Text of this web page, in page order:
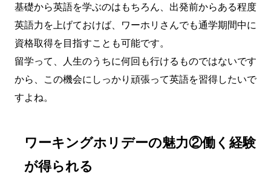
基礎から英語を学ぶのはもちろん、出発前からある程度
英語力を上げておけば、ワーホリさんでも通学期間中に
資格取得を目指すことも可能です。
留学って、人生のうちに何回も行けるものではないです
から、この機会にしっかり頑張って英語を習得したいで
すよね。
ワーキングホリデーの魅力②働く経験
が得られる